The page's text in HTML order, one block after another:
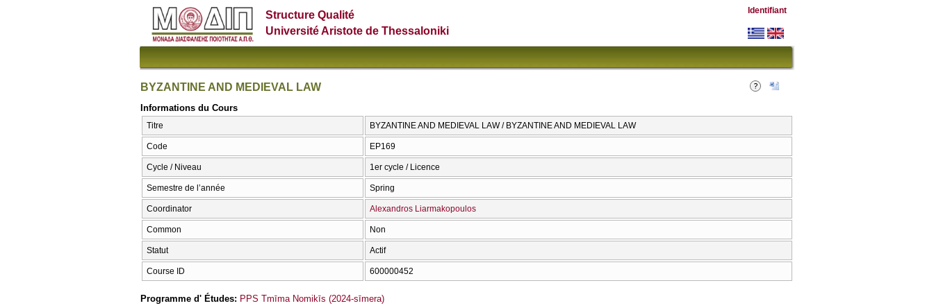
Structure Qualité
Université Aristote de Thessaloniki
Identifiant
BYZANTINE AND MEDIEVAL LAW
Informations du Cours
Titre BYZANTINE AND MEDIEVAL LAW / BYZANTINE AND MEDIEVAL LAW
Code ΕΡ169
Cycle / Niveau 1er cycle / Licence
Semestre de l’année Spring
Coordinator Alexandros Liarmakopoulos
Common Non
Statut Actif
Course ID 600000452
Programme d' Études: PPS Tmīma Nomikīs (2024-sīmera)